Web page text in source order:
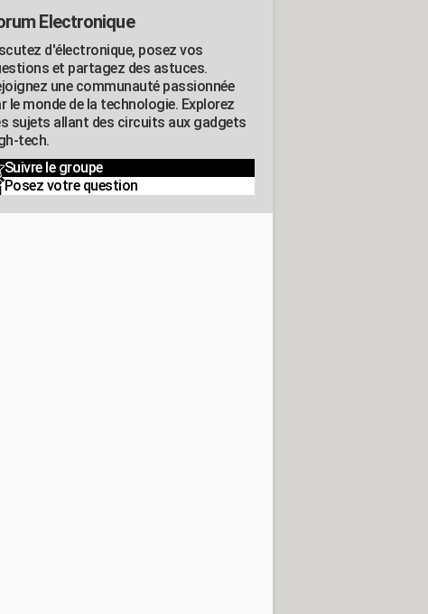
Electronique
d'électronique, posez vos
et partagez des astuces.
une communauté passionnée
le monde de la technologie. Explorez
sujets allant des circuits aux gadgets
tech.
Suivre le groupe
Posez votre question